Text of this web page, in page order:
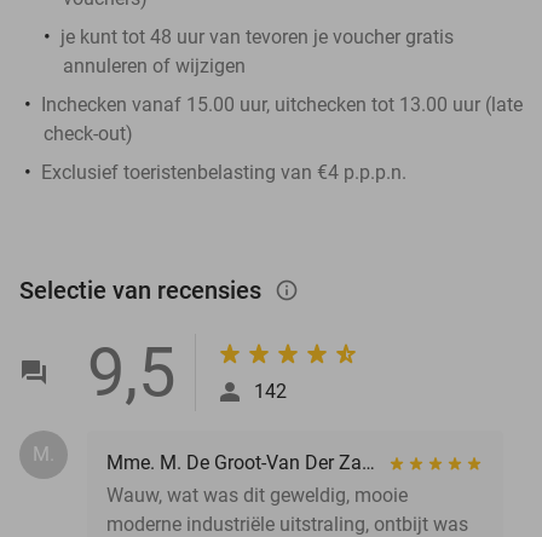
je kunt tot 48 uur van tevoren je voucher gratis
annuleren of wijzigen
Inchecken vanaf 15.00 uur, uitchecken tot 13.00 uur (late
check-out)
Exclusief toeristenbelasting van €4 p.p.p.n.
Selectie van recensies info_outlined
9,5 142
M.
Mme. M. De Groot-Van Der Zand
Wauw, wat was dit geweldig, mooie
moderne industriële uitstraling, ontbijt was